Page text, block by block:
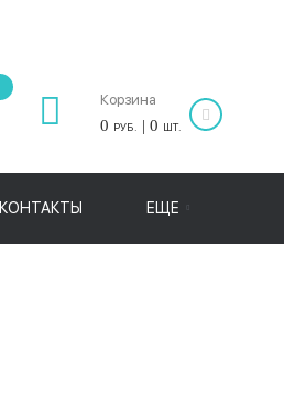
Корзина
0 РУБ. | 0 ШТ.
КОНТАКТЫ ЕЩЕ